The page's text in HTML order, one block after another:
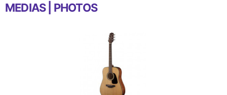
MEDIAS | PHOTOS